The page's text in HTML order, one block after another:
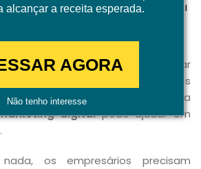
alcançar a receita esperada.
AGORA
Não tenho interesse
8 de abril de 2020 Marketing Digital
negócios podem enfrentar
sejam situações pontuais ou mais
mudanças rápidas. A boa
digitalpode ajudar em
os empresários precisam